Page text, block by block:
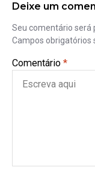
Deixe um
Seu comentário será
Campos obrigatórios
Comentário *